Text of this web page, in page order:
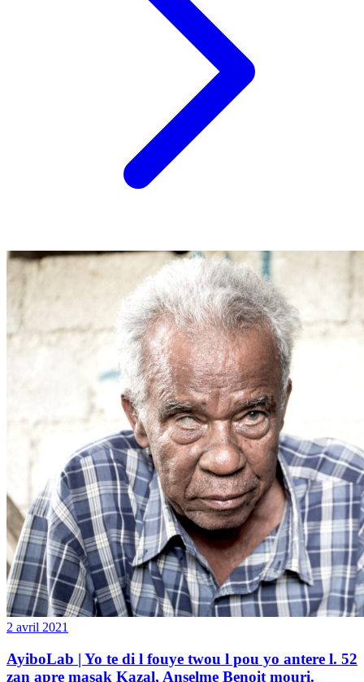
2 avril 2021
AyiboLab | Yo te di l fouye twou l pou yo antere l. 52
zan apre masak Kazal, Anselme Benoit mouri.